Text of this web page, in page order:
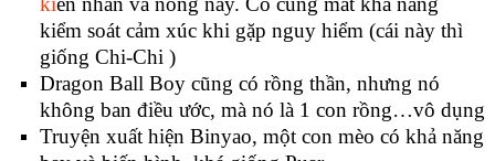
kiểm soát cảm xúc khi gặp nguy hiểm (cái này thì
giống Chi-Chi )
Dragon Ball Boy cũng có rồng thần, nhưng nó
không ban điều ước, mà nó là 1 con rồng…vô dụng
Truyện xuất hiện Binyao, một con mèo có khả năng